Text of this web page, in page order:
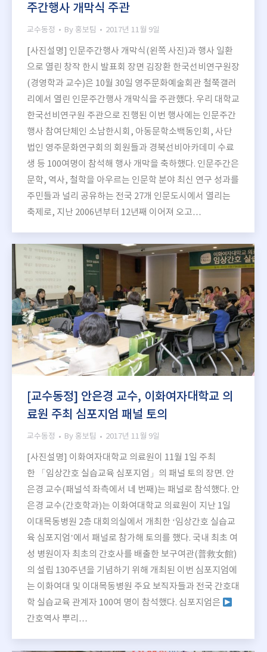
주간행사 개막식 주관
교수동정 By 홍보팀 2017년 11월 9일
[사진설명] 인문주간행사 개막식(왼쪽 사진)과 행사 일환
으로 열린 창작 한시 발표회 장면 김장환 한국선비연구원장
(경영학과 교수)은 10월 30일 영주문화예술회관 철쭉갤러
리에서 열린 인문주간행사 개막식을 주관했다. 우리 대학교
한국선비연구원 주관으로 진행된 이번 행사에는 인문주간
행사 참여단체인 소남한시회, 아동문학소백동인회, 사단
법인 영주문화연구회의 회원들과 경북선비아카데미 수료
생 등 100여명이 참석해 행사 개막을 축하했다. 인문주간은
문학, 역사, 철학을 아우르는 인문학 분야 최신 연구 성과를
주민들과 널리 공유하는 전국 27개 인문도시에서 열리는
축제로, 지난 2006년부터 12년째 이어져 오고…
[교수동정] 안은경 교수, 이화여자대학교 의
료원 주최 심포지엄 패널 토의
교수동정 By 홍보팀 2017년 11월 9일
[사진설명] 이화여자대학교 의료원이 11월 1일 주최
한 「임상간호 실습교육 심포지엄」의 패널 토의 장면. 안
은경 교수(패널석 좌측에서 네 번째)는 패널로 참석했다. 안
은경 교수(간호학과)는 이화여대학교 의료원이 지난 1일
이대목동병원 2층 대회의실에서 개최한 ‘임상간호 실습교
육 심포지엄’에서 패널로 참가해 토의를 했다. 국내 최초 여
성 병원이자 최초의 간호사를 배출한 보구여관(普救女館)
의 설립 130주년을 기념하기 위해 개최된 이번 심포지엄에
는 이화여대 및 이대목동병원 주요 보직자들과 전국 간호대
학 실습교육 관계자 100여 명이 참석했다. 심포지엄은
간호역사 뿌리…